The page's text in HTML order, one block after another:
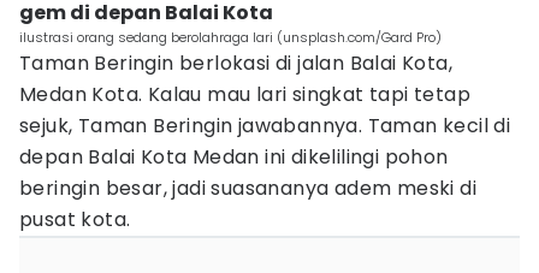
gem di depan Balai Kota
ilustrasi orang sedang berolahraga lari (unsplash.com/Gard Pro)
Taman Beringin berlokasi di jalan Balai Kota,
Medan Kota. Kalau mau lari singkat tapi tetap
sejuk, Taman Beringin jawabannya. Taman kecil di
depan Balai Kota Medan ini dikelilingi pohon
beringin besar, jadi suasananya adem meski di
pusat kota.